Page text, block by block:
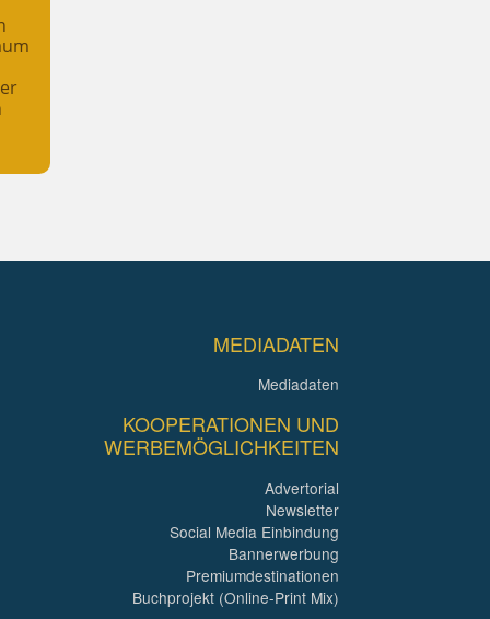
MEDIADATEN
Mediadaten
KOOPERATIONEN UND
WERBEMÖGLICHKEITEN
Advertorial
Newsletter
Social Media Einbindung
Bannerwerbung
Premiumdestinationen
Buchprojekt (Online-Print Mix)